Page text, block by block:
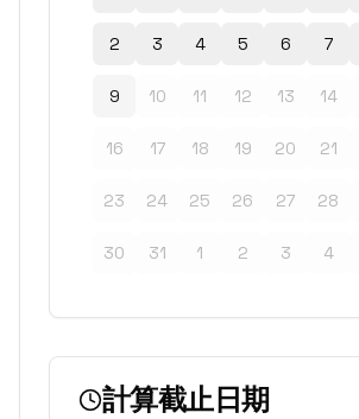
2 3 4 5 6 7
9 10 11 12 13 14
16 17 18 19 20 21
23 24 25 26 27 28
30 31 1 2 3 4
計算截止日期